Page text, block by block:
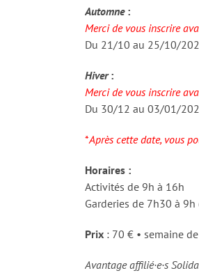
Automne:
Merci de vous inscrire
Du 21/10 au 25/10/
Hiver:
Merci de vous inscrire
Du 30/12 au 03/01/
*Après cette date, vous
Horaires :
Activités de 9h à 16h
Garderies de 7h30 à
Prix : 70 € • semaine
Avantage affilié·e·s